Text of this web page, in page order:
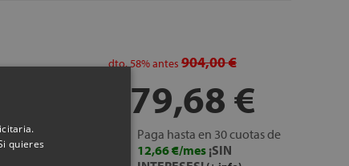
dto.58%antes 904,00 €
379,68 €
Paga hasta en 30 cuotas de
12,66 €/mes ¡SIN
quieres